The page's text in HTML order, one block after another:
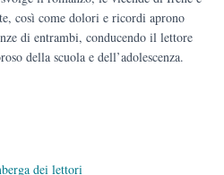
così come dolori e ricordi aprono
di entrambi, conducendo il lettore
della scuola e dell’adolescenza.
dei lettori